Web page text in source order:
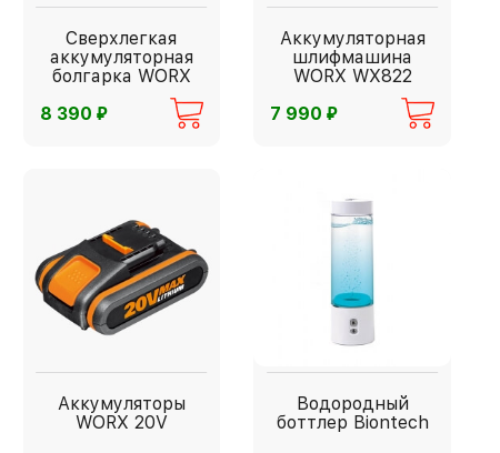
Сверхлегкая
аккумуляторная
болгарка WORX
8 390 ⃏
Аккумуляторная
шлифмашина
WORX WX822
7 990⃏
Аккумуляторы
WORX 20V
Водородный
боттлер Biontech